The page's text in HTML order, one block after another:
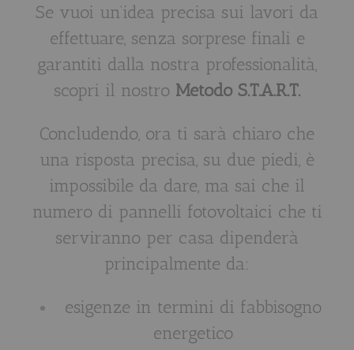
Se vuoi un’idea precisa sui lavori da
effettuare, senza sorprese finali e
garantiti dalla nostra professionalità,
scopri il nostro Metodo S.T.A.R.T.
Concludendo, ora ti sarà chiaro che
una risposta precisa, su due piedi, è
impossibile da dare, ma sai che il
numero di pannelli fotovoltaici che ti
serviranno per casa dipenderà
principalmente da:
esigenze in termini di fabbisogno
energetico